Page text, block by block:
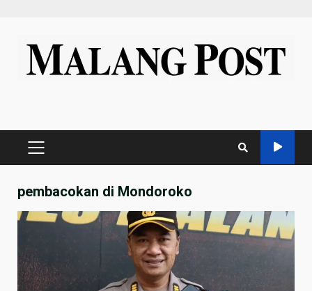
content
PRIMARY
pembacokan di Mondoroko